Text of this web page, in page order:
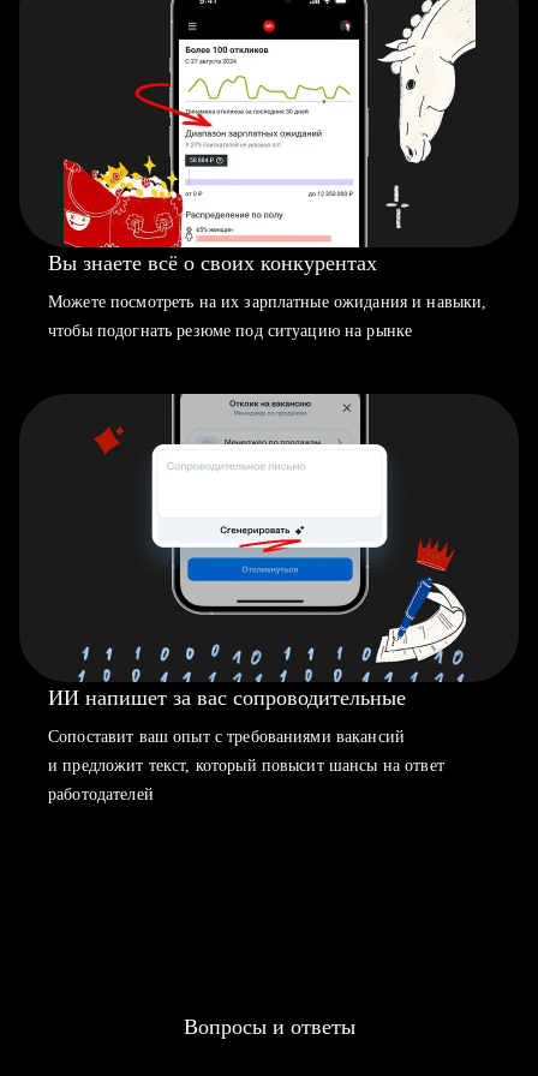
Вы знаете всё о своих конкурентах
Можете посмотреть на их зарплатные ожидания и навыки,
чтобы подогнать резюме под ситуацию на рынке
ИИ напишет за вас сопроводительные
Сопоставит ваш опыт с требованиями вакансий
и предложит текст, который повысит шансы на ответ
работодателей
Вопросы и ответы